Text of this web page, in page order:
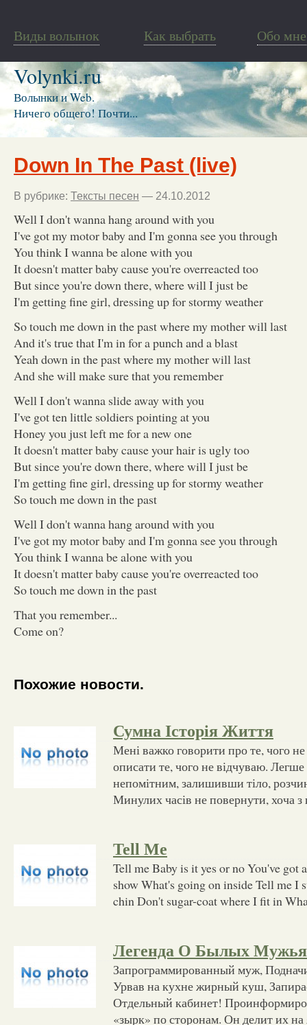
Виды волынок Как выбрать Обо мне
Volynki.ru
Волынки и Web.
Ничего общего! Почти...
Down In The Past (live)
В рубрике: Тексты песен — 24.10.2012
Well I don't wanna hang around with you
I've got my motor baby and I'm gonna see you through
You think I wanna be alone with you
It doesn't matter baby cause you're overreacted too
But since you're down there, where will I just be
I'm getting fine girl, dressing up for stormy weather
So touch me down in the past where my mother will last
And it's true that I'm in for a punch and a blast
Yeah down in the past where my mother will last
And she will make sure that you remember
Well I don't wanna slide away with you
I've got ten little soldiers pointing at you
Honey you just left me for a new one
It doesn't matter baby cause your hair is ugly too
But since you're down there, where will I just be
I'm getting fine girl, dressing up for stormy weather
So touch me down in the past
Well I don't wanna hang around with you
I've got my motor baby and I'm gonna see you through
You think I wanna be alone with you
It doesn't matter baby cause you're overreacted too
So touch me down in the past
That you remember...
Come on?
Похожие новости.
Сумна Історія Життя
Мені важко говорити про те, чого
описати те, чого не відчуваю. Легше
непомітним, залишивши тіло,
Минулих часів не повернути, хоча з
Tell Me
Tell me Baby is it yes or no You've got
show What's going on inside Tell me I
chin Don't sugar-coat where I fit in
Легенда О Былых
Запрограммированный муж,
Урвав на кухне жирный куш,
Отдельный кабинет!
«зырк» по сторонам. Он делит их